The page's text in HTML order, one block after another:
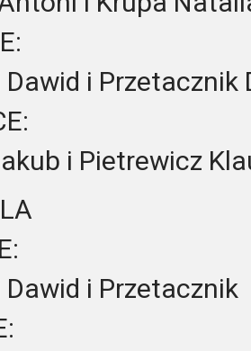
i Przetacznik
i Pietrewicz
i Przetacznik